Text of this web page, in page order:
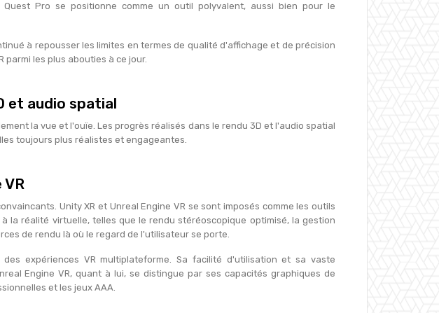
Pro se positionne comme un outil polyvalent, aussi bien pour le
à repousser les limites en termes de qualité d'affichage et de précision
parmi les plus abouties à ce jour.
et audio spatial
la vue et l'ouïe. Les progrès réalisés dans le rendu 3D et l'audio spatial
toujours plus réalistes et engageantes.
Unity XR et Unreal Engine VR se sont imposés comme les outils
la réalité virtuelle, telles que le rendu stéréoscopique optimisé, la gestion
de rendu là où le regard de l'utilisateur se porte.
expériences VR multiplateforme. Sa facilité d'utilisation et sa vaste
Engine VR, quant à lui, se distingue par ses capacités graphiques de
et les jeux AAA.